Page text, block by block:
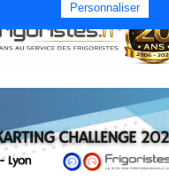
Personnaliser